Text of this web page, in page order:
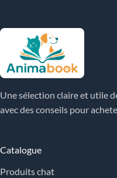
Une sélection claire et utile
avec des conseils pour
Catalogue
Produits chat